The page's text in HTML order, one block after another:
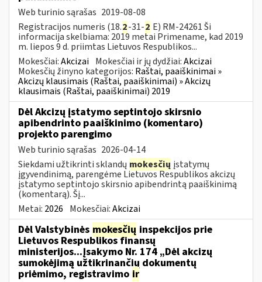
Web turinio sąrašas 2019-08-08
Registracijos numeris (18.2-31-2 E) RM-24261 Ši
informacija skelbiama: 2019 metai Primename, kad 2019
m. liepos 9 d. priimtas Lietuvos Respublikos...
Mokesčiai:Akcizai Mokesčiai ir jų dydžiai:Akcizai
Mokesčių žinyno kategorijos: Raštai, paaiškinimai »
Akcizų klausimais (Raštai, paaiškinimai) » Akcizų
klausimais (Raštai, paaiškinimai) 2019
Dėl Akcizų įstatymo septintojo skirsnio
apibendrinto paaiškinimo (komentaro)
projekto parengimo
Web turinio sąrašas 2026-04-14
Siekdami užtikrinti sklandų mokesčių įstatymų
įgyvendinimą, parengėme Lietuvos Respublikos akcizų
įstatymo septintojo skirsnio apibendrintą paaiškinimą
(komentarą). Šį...
Metai: 2026 Mokesčiai:Akcizai
Dėl Valstybinės mokesčių inspekcijos prie
Lietuvos Respublikos finansų
ministerijos...Įsakymo Nr. 174 „Dėl akcizų
sumokėjimą užtikrinančių dokumentų
priėmimo, registravimo ir